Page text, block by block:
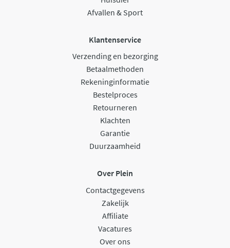
Afvallen & Sport
Klantenservice
Verzending en bezorging
Betaalmethoden
Rekeninginformatie
Bestelproces
Retourneren
Klachten
Garantie
Duurzaamheid
Over Plein
Contactgegevens
Zakelijk
Affiliate
Vacatures
Over ons